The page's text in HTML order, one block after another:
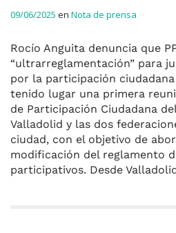
09/06/2025 en Nota de prensa
Rocío Anguita denuncia que
“ultrarreglamentación” para
por la participación
tenido lugar una primera
de Participación Ciudadana
Valladolid y las dos
ciudad, con el objetivo de
modificación del reglamento
participativos. Desde